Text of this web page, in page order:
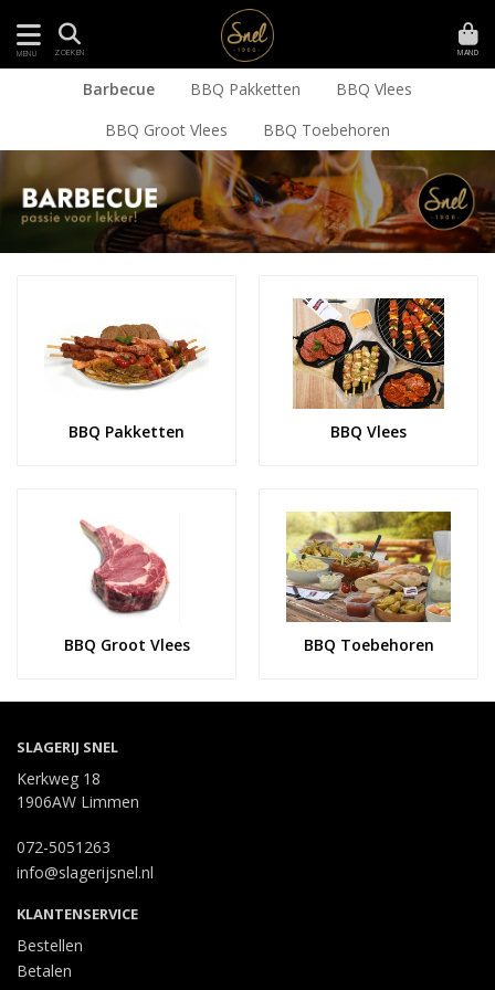
MENU ZOEKEN MAND
Barbecue BBQ Pakketten
BBQ Vlees
BBQ Groot Vlees
BBQ Toebehoren
BBQ Pakketten BBQ Vlees
BBQ Groot Vlees BBQ Toebehoren
SLAGERIJ SNEL
Kerkweg 18
1906AW Limmen
072-5051263
info@slagerijsnel.nl
KLANTENSERVICE
Bestellen
Betalen